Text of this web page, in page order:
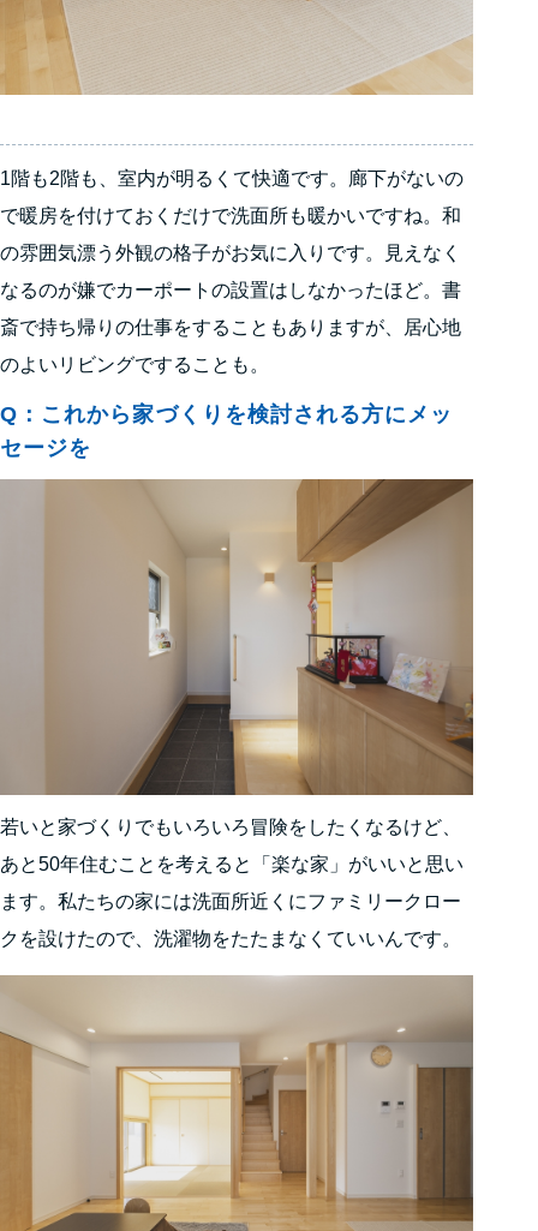
1階も2階も、室内が明るくて快適です。廊下がないの
で暖房を付けておくだけで洗面所も暖かいですね。和
の雰囲気漂う外観の格子がお気に入りです。見えなく
なるのが嫌でカーポートの設置はしなかったほど。書
斎で持ち帰りの仕事をすることもありますが、居心地
のよいリビングですることも。
Q：これから家づくりを検討される方にメッ
セージを
若いと家づくりでもいろいろ冒険をしたくなるけど、
あと50年住むことを考えると「楽な家」がいいと思い
ます。私たちの家には洗面所近くにファミリークロー
クを設けたので、洗濯物をたたまなくていいんです。